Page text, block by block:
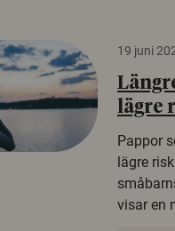
19 juni
lägre
Pappor
lägre
visar en